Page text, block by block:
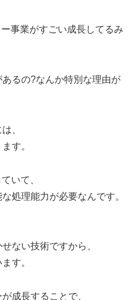
事業がすごい成長してるみ
るの?なんか特別な理由が
、
す。
いて、
処理能力が必要なんです。
ない技術ですから、
す。
成長することで、